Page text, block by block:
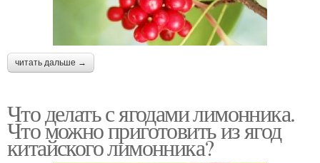
читать дальше →
Что делать с ягодами лимонника.
Что можно приготовить из ягод
китайского лимонника?